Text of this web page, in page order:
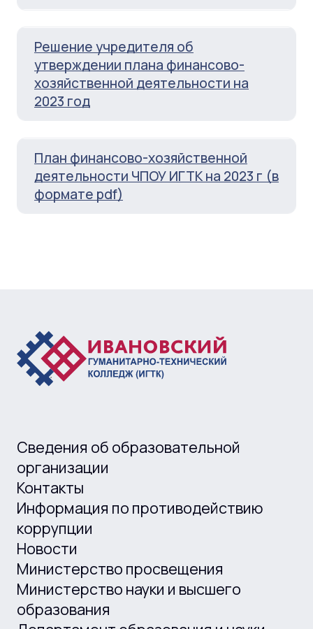
Решение учредителя об
утверждении плана финансово-
хозяйственной деятельности на
2023 год
План финансово-хозяйственной
деятельности ЧПОУ ИГТК на 2023 г (в
формате pdf)
Сведения об образовательной
организации
Контакты
Информация по противодействию
коррупции
Новости
Министерство просвещения
Министерство науки и высшего
образования